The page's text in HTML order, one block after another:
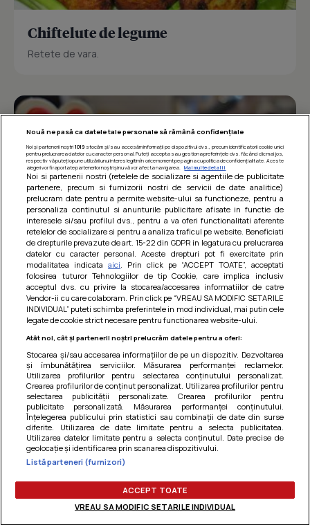
Chiftelute de legume
Retete de vara.
Barcute din vinete cu arpagic rosu
Un deliciu usor de preparat!
Termeni si conditii |
confidentialitate|Gestionați preferințele
Nouă ne pasă ca datele tale personale să rămână confidențiale
Noi și partenerii noștri 1019stocăm și/sau accesăm informații pe dispozitivul dvs., precum identificatorii cookie unici
pentru prelucrarea datelor cu caracter personal. Puteți accepta sau gestiona preferințele dvs. făcând clic mai jos,
respectiv vă puteți opune utilizării unui interes legitim în orice moment pe pagina cu politica de confidențialitate. Aceste
alegeri vor fi raportate partenerilor noștri și nu vă vor afecta navigarea.
Mai multe detalii
Noi si partenerii nostri (retelele de socializare si agentiile de publicitate
partenere, precum si furnizorii nostri de servicii de date analitice)
prelucram date pentru a permite website-ului sa functioneze, pentru a
personaliza continutul si anunturile publicitare afisate in functie de
interesele si/sau profilul dvs., pentru a va oferi functionalitati aferente
retelelor de socializare si pentru a analiza traficul pe website. Beneficiati
de drepturile prevazute de art. 15-22 din GDPR in legatura cu prelucrarea
datelor cu caracter personal. Aceste drepturi pot fi exercitate prin
modalitatea indicataaici . Prin click pe “ACCEPT TOATE”, acceptati
folosirea tuturor Tehnologiilor de tip Cookie, care implica inclusiv
acceptul dvs. cu privire la stocarea/accesarea informatiilor de catre
Vendor-ii cu care colaboram. Prin click pe “VREAU SA MODIFIC SETARILE
INDIVIDUAL” puteti schimba preferintele in mod individual, mai putin cele
legate de cookie strict necesare pentru functionarea website-ului.
Atât noi, cât și partenerii noștri prelucrăm datele pentru a oferi:
Stocarea și/sau accesarea informațiilor de pe un dispozitiv. Dezvoltarea
și îmbunătățirea serviciilor. Măsurarea performanței reclamelor.
Utilizarea profilurilor pentru selectarea conținutului personalizat.
Crearea profilurilor de conținut personalizat. Utilizarea profilurilor pentru
selectarea publicității personalizate. Crearea profilurilor pentru
publicitate personalizată. Măsurarea performanței conținutului.
Înțelegerea publicului prin statistici sau combinații de date din surse
diferite. Utilizarea de date limitate pentru a selecta publicitatea.
Utilizarea datelor limitate pentru a selecta conținutul. Date precise de
geolocație și identificarea prin scanarea dispozitivului.
Listă parteneri (furnizori)
ACCEPT TOATE
VREAU SA MODIFIC SETARILE INDIVIDUAL